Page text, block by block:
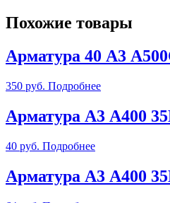
Похожие товары
Арматура 40 А3
350 руб. Подробнее
Арматура А3 А400
40 руб. Подробнее
Арматура А3 А400